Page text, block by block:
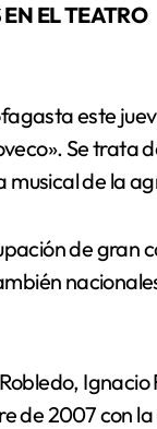
EL TEATRO
este
Se trata
musical de la
de gran
Ignacio
de 2007 con